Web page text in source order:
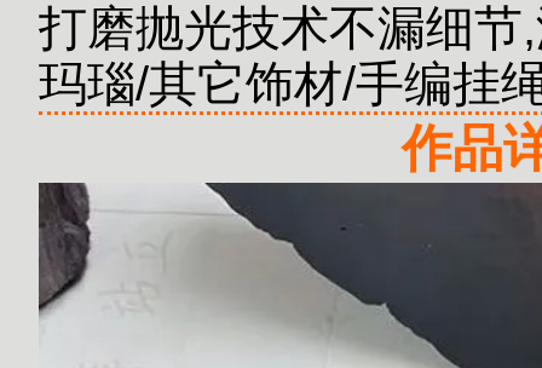
打磨抛光技术不漏细
玛瑙/其它饰材/手编挂
作品